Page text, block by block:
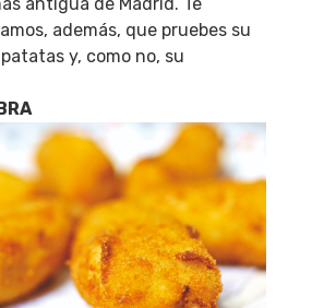
además, que pruebes su
y, como no, su